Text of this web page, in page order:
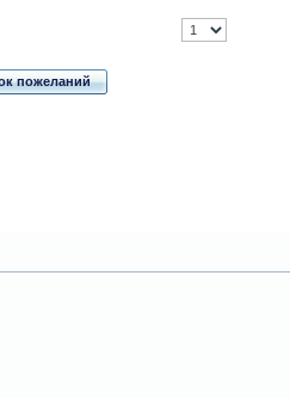
пожеланий